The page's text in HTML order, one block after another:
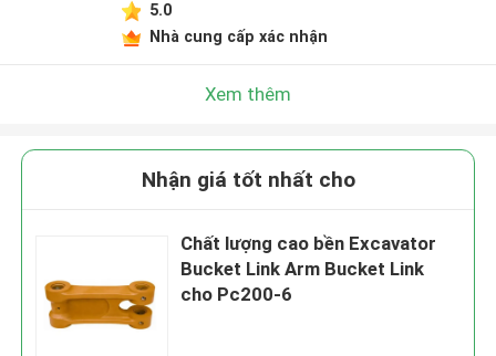
5.0
Nhà cung cấp xác nhận
Xem thêm
Nhận giá tốt nhất cho
Chất lượng cao bền Excavator
Bucket Link Arm Bucket Link
cho Pc200-6